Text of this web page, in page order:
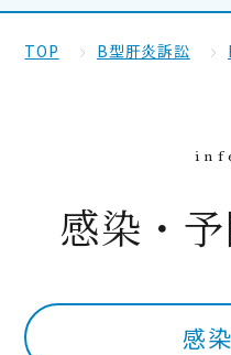
TOP B型肝炎訴訟
感染・
感